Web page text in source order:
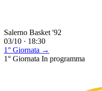
Salerno Basket '92
03/10 · 18:30
1° Giornata →
1° Giornata In programma